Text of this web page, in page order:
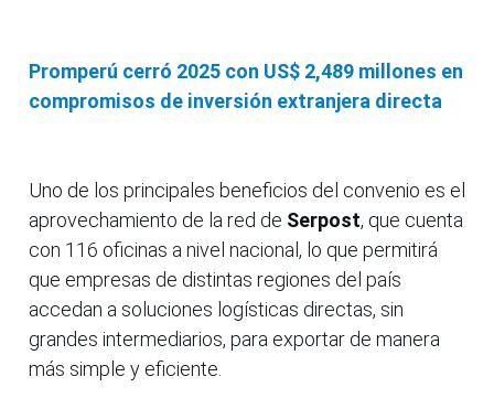
Promperú cerró 2025 con US$ 2,489 millones en
compromisos de inversión extranjera directa
Uno de los principales beneficios del convenio es el
aprovechamiento de la red de Serpost, que cuenta
con 116 oficinas a nivel nacional, lo que permitirá
que empresas de distintas regiones del país
accedan a soluciones logísticas directas, sin
grandes intermediarios, para exportar de manera
más simple y eficiente.